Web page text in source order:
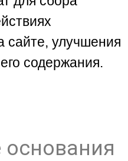
сайте, улучшения
содержания.